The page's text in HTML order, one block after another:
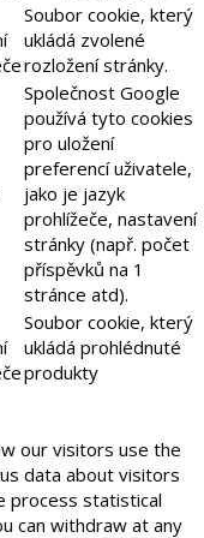
Soubor cookie, který
ukládá zvolené
rozložení stránky.
Společnost Google
používá tyto cookies
pro uložení
preferencí uživatele,
jako je jazyk
prohlížeče, nastavení
stránky (např. počet
příspěvků na 1
stránce atd).
Soubor cookie, který
ukládá prohlédnuté
produkty
our visitors use the
data about visitors
process statistical
can withdraw at any